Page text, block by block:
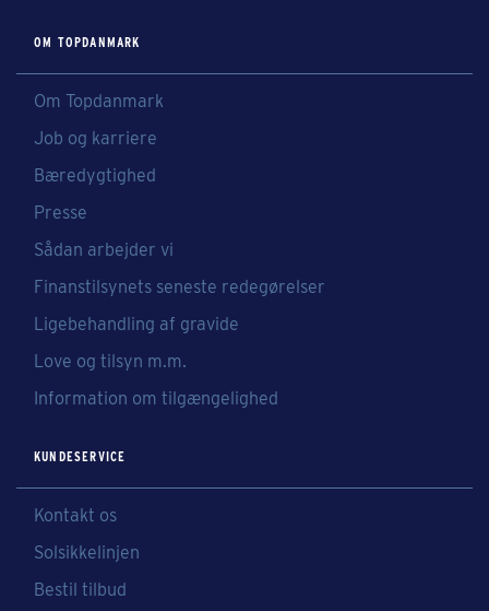
OM TOPDANMARK
Om Topdanmark
Job og karriere
Bæredygtighed
Presse
Sådan arbejder vi
Finanstilsynets seneste redegørelser
Ligebehandling af gravide
Love og tilsyn m.m.
Information om tilgængelighed
KUNDESERVICE
Kontakt os
Solsikkelinjen
Bestil tilbud